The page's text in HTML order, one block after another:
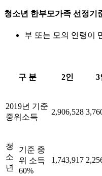
청소년 한부모가족 선정기
부 또는 모의 연령이
구 분 2인 3
2019년 기준
중위소득
2,906,528
청
소
년
기준 중
위 소득
60%
1,743,917